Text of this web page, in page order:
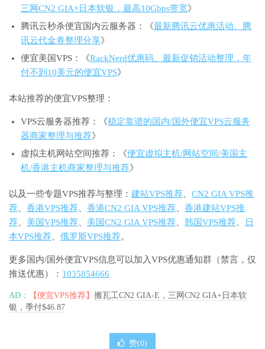
三网CN2 GIA+日本软银，最高10Gbps带宽》
腾讯云秒杀便宜国内云服务器：《最新腾讯云优惠活动、腾
讯云代金券整理分享》
便宜美国VPS：《RackNerd优惠码、最新促销活动整理，年
付不到10美元的便宜VPS》
本站推荐的便宜VPS整理：
VPS云服务器推荐：《稳定靠谱的国内/国外便宜VPS云服务
器商家整理与推荐》
虚拟主机网站空间推荐：《便宜虚拟主机/网站空间/美国主
机/香港主机商家整理与推荐》
以及一些专题VPS推荐与整理： 建站VPS推荐
CN2 GIA VPS推
荐
香港VPS推荐 香港CN2 GIA VPS推荐
香港建站VPS推
荐
美国VPS推荐 美国CN2 GIA VPS推荐 韩国VPS推荐
日
本VPS推荐
俄罗斯VPS推荐。
更多国内/国外便宜VPS信息可以加入VPS优惠通知群（禁言，仅
推送优惠）： 1035854666
AD： 【便宜VPS推荐】 搬瓦工CN2 GIA-E，三网CN2 GIA+日本软
银，季付$46.87
赞(0)